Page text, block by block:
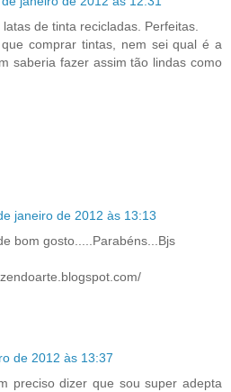
de tinta recicladas. Perfeitas.
comprar tintas, nem sei qual é a
saberia fazer assim tão lindas como
janeiro de 2012 às 13:13
bom gosto.....Parabéns...Bjs
de 2012 às 13:37
preciso dizer que sou super adepta